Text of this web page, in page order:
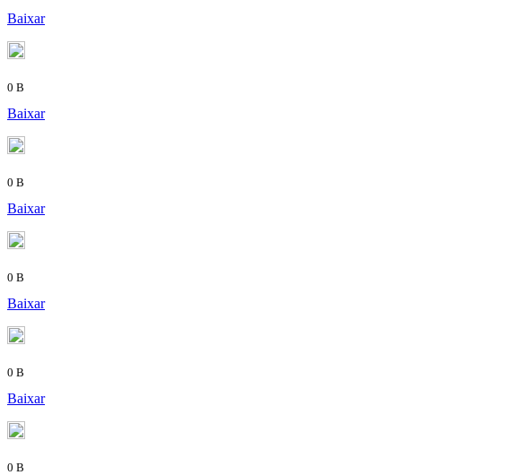
Baixar
0 B
Baixar
0 B
Baixar
0 B
Baixar
0 B
Baixar
0 B